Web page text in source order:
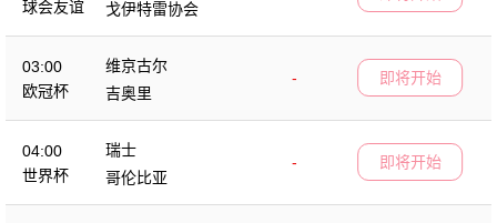
球会友谊
戈伊特雷协会
03:00
欧冠杯
维京古尔
-
吉奥里
即将开始
04:00
世界杯
瑞士
-
哥伦比亚
即将开始